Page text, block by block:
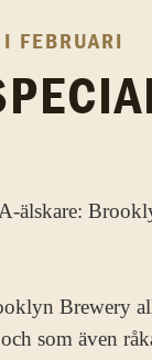
FEBRUARI
älskare:
Brewery
som även